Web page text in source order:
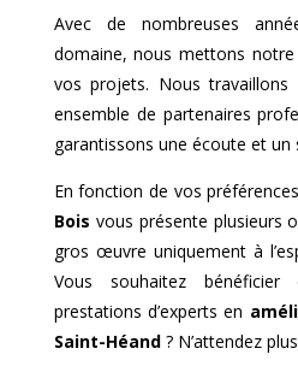
Avec de nombreuses
domaine, nous mettons
vos projets. Nous
ensemble de partenaires
garantissons une écoute et un
En fonction de vos
Bois vous présente plusieurs
gros œuvre uniquement à
Vous souhaitez
prestations d’experts en
Saint-Héand? N’attendez